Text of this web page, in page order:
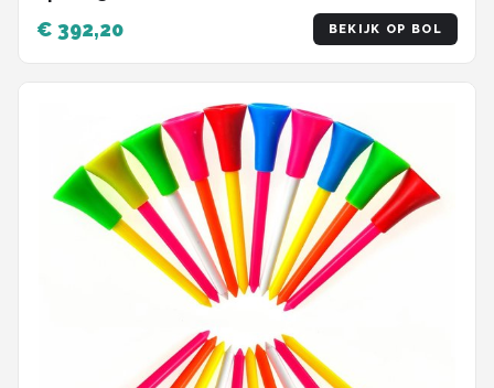
€ 392,20 BEKIJK OP BOL